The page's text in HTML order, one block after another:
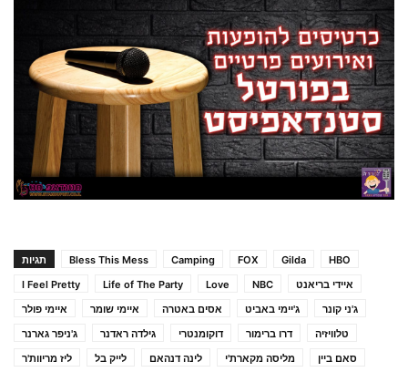
תגיות Bless This Mess Camping FOX Gilda
HBO
I Feel Pretty
Life of The Party Love NBC
איידי בריאנט
איימי פולר
איימי שומר אסים באטרה ג'יימי באביט
ג'ני קונר
ג'ניפר גארנר
גילדה ראדנר דוקומנטרי דרו ברימור
טלוויזיה
ליז מריוות'ר
לייק בל לינה דנהאם מליסה מקארת'י
סאם ביין